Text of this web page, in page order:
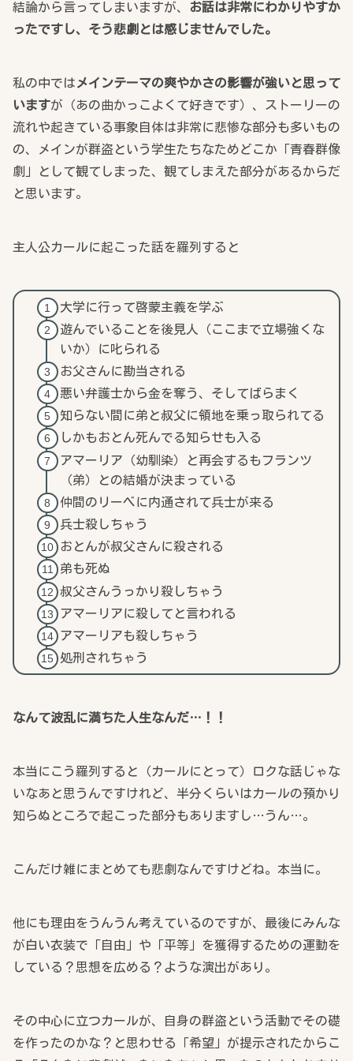
結論から言ってしまいますが、
お話は非常にわかりやすか
ったですし、そう悲劇とは感じませんでした。
私の中では メインテーマの爽やかさの影響が強いと思って
いますが（あの曲かっこよくて好きです）、ストーリーの
流れや起きている事象自体は非常に悲惨な部分も多いもの
の、メインが群盗という学生たちなためどこか「青春群像
劇」として観てしまった、観てしまえた部分があるからだ
と思います。
主人公カールに起こった話を羅列すると
大学に行って啓蒙主義を学ぶ
遊んでいることを後見人（ここまで立場強くな
いか）に叱られる
お父さんに勘当される
悪い弁護士から金を奪う、そしてばらまく
知らない間に弟と叔父に領地を乗っ取られてる
しかもおとん死んでる知らせも入る
アマーリア（幼馴染）と再会するもフランツ
（弟）との結婚が決まっている
仲間のリーベに内通されて兵士が来る
兵士殺しちゃう
おとんが叔父さんに殺される
弟も死ぬ
叔父さんうっかり殺しちゃう
アマーリアに殺してと言われる
アマーリアも殺しちゃう
処刑されちゃう
なんて波乱に満ちた人生なんだ…！！
本当にこう羅列すると（カールにとって）ロクな話じゃな
いなあと思うんですけれど、半分くらいはカールの預かり
知らぬところで起こった部分もありますし…うん…。
こんだけ雑にまとめても悲劇なんですけどね。本当に。
他にも理由をうんうん考えているのですが、最後にみんな
が白い衣装で「自由」や「平等」を獲得するための運動を
している？思想を広める？ような演出があり。
その中心に立つカールが、自身の群盗という活動でその礎
を作ったのかな？と思わせる「希望」が提示されたからこ